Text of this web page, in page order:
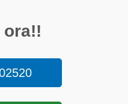
ora!!